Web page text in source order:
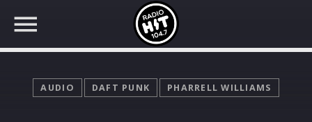
AUDIO DAFT PUNK PHARRELL WILLIAMS